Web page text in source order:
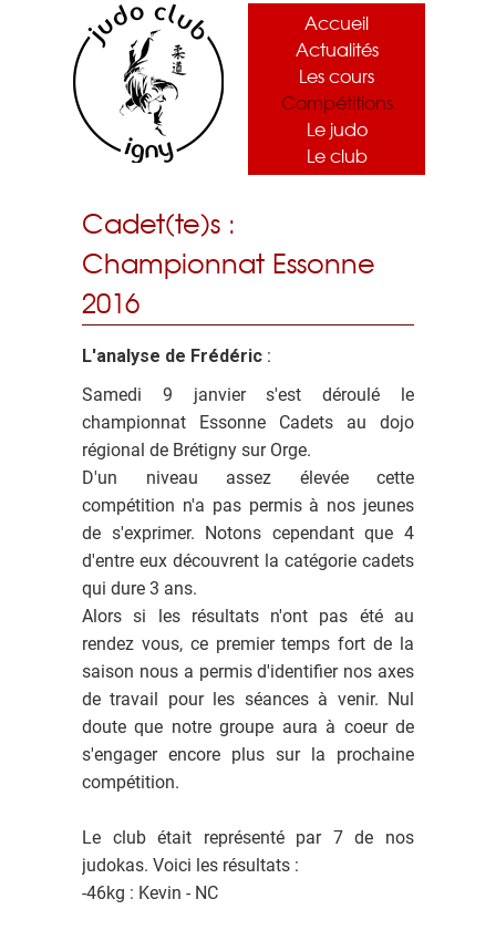
Accueil
Actualités
Les cours
Compétitions
Le judo
Le club
Cadet(te)s :
Championnat Essonne
2016
L'analyse de Frédéric :
Samedi 9 janvier s'est déroulé le
championnat Essonne Cadets au dojo
régional de Brétigny sur Orge.
D'un niveau assez élevée cette
compétition n'a pas permis à nos jeunes
de s'exprimer. Notons cependant que 4
d'entre eux découvrent la catégorie cadets
qui dure 3 ans.
Alors si les résultats n'ont pas été au
rendez vous, ce premier temps fort de la
saison nous a permis d'identifier nos axes
de travail pour les séances à venir. Nul
doute que notre groupe aura à coeur de
s'engager encore plus sur la prochaine
compétition.
Le club était représenté par 7 de nos
judokas. Voici les résultats :
-46kg : Kevin - NC